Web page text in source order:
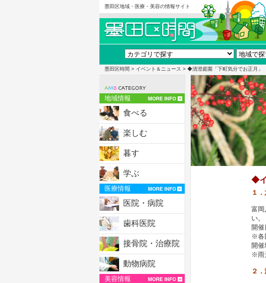
墨田区地域・医療・美容の情報サイト
墨田区時間 > イベント＆ニュース > ◆清澄庭園「下町気分でお正月」
地域情報
食べる
楽しむ
暮す
学ぶ
医療情報
医院・病院
歯科医院
接骨院・治療院
動物病院
美容情報
◆
１
富岡
い。
開
※各
開
※雨
２